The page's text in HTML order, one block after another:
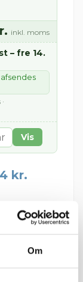
Om
inkl. moms
– fre 14.
Vis
kr.